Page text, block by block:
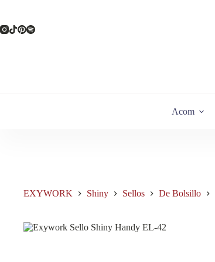
contenido
Acom
EXYWORK Shiny Sellos De Bolsillo